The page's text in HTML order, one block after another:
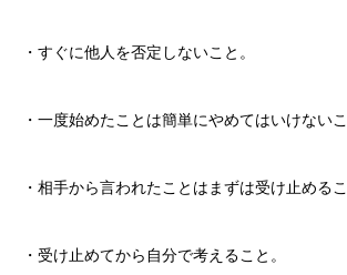
・すぐに他人を否定しないこと。
・一度始めたことは簡単にやめてはいけないこ
・相手から言われたことはまずは受け止めるこ
・受け止めてから自分で考えること。